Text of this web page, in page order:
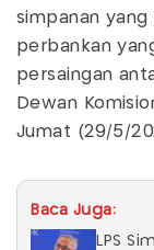
simpanan
perbankan
persaingan
Dewan
Jumat (29/5/
Baca Juga:
LPS